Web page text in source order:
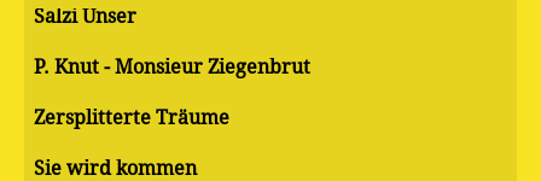
Salzi Unser
P. Knut - Monsieur Ziegenbrut
Zersplitterte Träume
Sie wird kommen